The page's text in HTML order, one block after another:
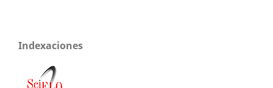
Indexaciones